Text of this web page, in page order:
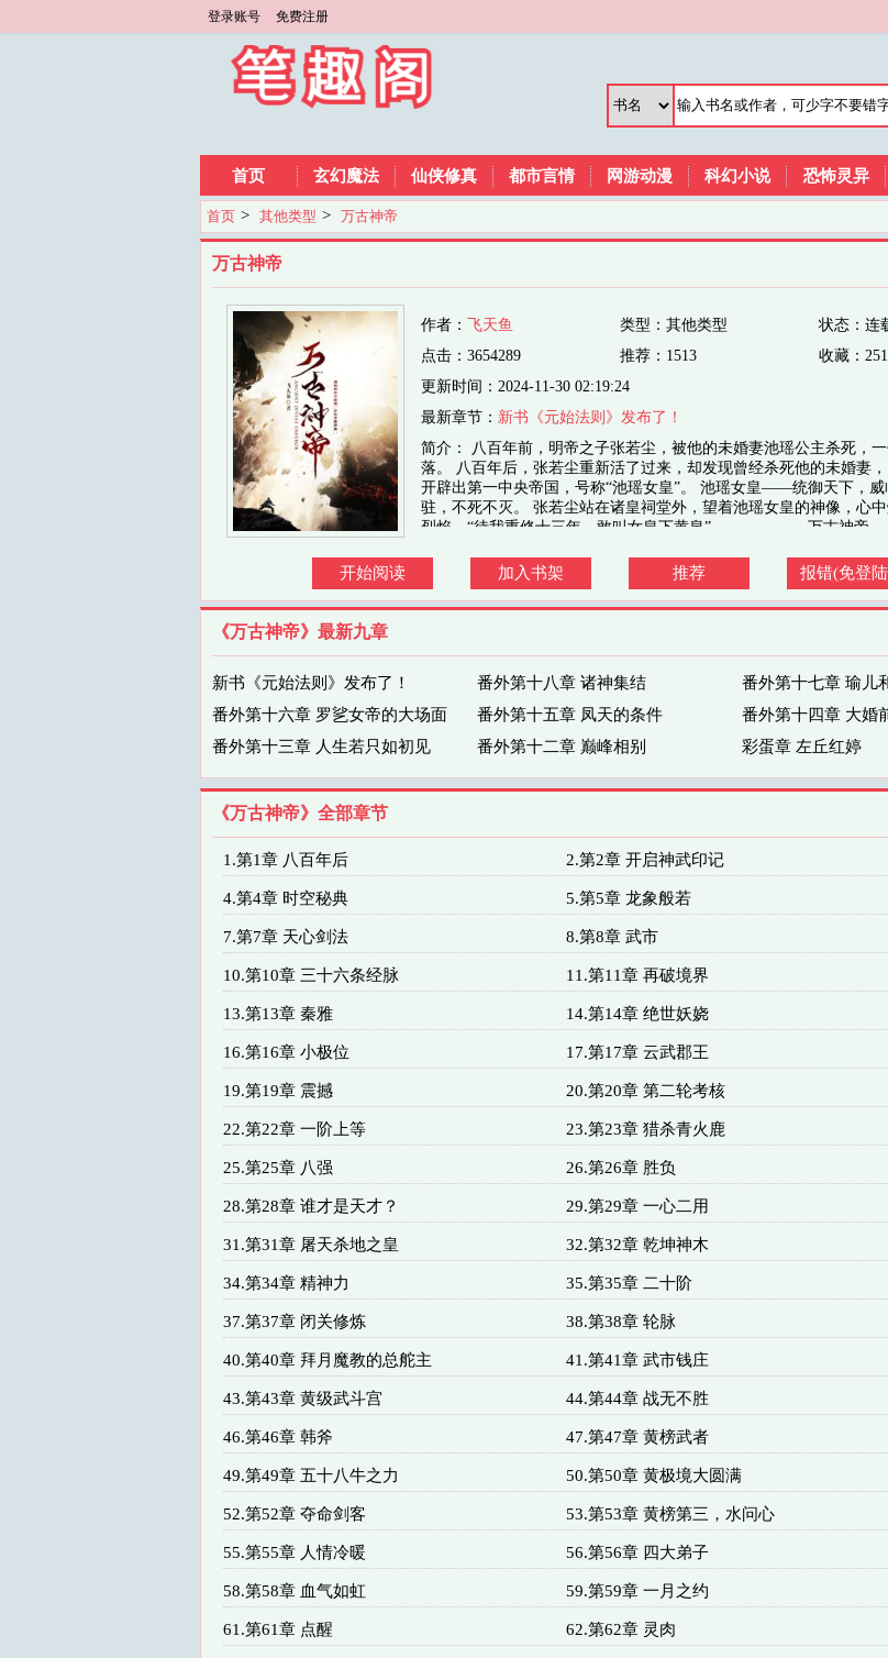
登录账号 免费注册
首页 玄幻魔法 仙侠修真 都市言情 网游动漫 科幻小说 恐怖灵异
首页 > 其他类型 > 万古神帝
万古神帝
作者： 飞天鱼 类型：其他类型
状态：连
点击：3654289
推荐：1513
收藏：251
更新时间：2024-11-30 02:19:24
最新章节： 新书《元始法则》发布了！
简介： 八百年前，明帝之子张若尘，被他的未婚妻池瑶公主杀死，
落。 八百年后，张若尘重新活了过来，却发现曾经杀死他的未婚妻，
开辟出第一中央帝国，号称“池瑶女皇”。 池瑶女皇——统御天下，威
驻，不死不灭。 张若尘站在诸皇祠堂外，望着池瑶女皇的神像，心
烈焰，“待我重修十三年，敢叫女皇下黄泉”。 ………… --万古神帝
开始阅读 加入书架 推荐 报错(免登
《万古神帝》最新九章
新书《元始法则》发布了！ 番外第十八章 诸神集结
番外第十七章 瑜儿
番外第十六章 罗乷女帝的大场面
番外第十五章 凤天的条件
番外第十四章 大婚
番外第十三章 人生若只如初见
番外第十二章 巅峰相别 彩蛋章 左丘红婷
《万古神帝》全部章节
1.第1章 八百年后 2.第2章 开启神武印记
4.第4章 时空秘典 5.第5章 龙象般若
7.第7章 天心剑法 8.第8章 武市
10.第10章 三十六条经脉 11.第11章 再破境界
13.第13章 秦雅 14.第14章 绝世妖娆
16.第16章 小极位 17.第17章 云武郡王
19.第19章 震撼 20.第20章 第二轮考核
22.第22章 一阶上等 23.第23章 猎杀青火鹿
25.第25章 八强 26.第26章 胜负
28.第28章 谁才是天才？ 29.第29章 一心二用
31.第31章 屠天杀地之皇 32.第32章 乾坤神木
34.第34章 精神力 35.第35章 二十阶
37.第37章 闭关修炼 38.第38章 轮脉
40.第40章 拜月魔教的总舵主 41.第41章 武市钱庄
43.第43章 黄级武斗宫 44.第44章 战无不胜
46.第46章 韩斧 47.第47章 黄榜武者
49.第49章 五十八牛之力 50.第50章 黄极境大圆满
52.第52章 夺命剑客 53.第53章 黄榜第三，水问心
55.第55章 人情冷暖 56.第56章 四大弟子
58.第58章 血气如虹 59.第59章 一月之约
61.第61章 点醒 62.第62章 灵肉